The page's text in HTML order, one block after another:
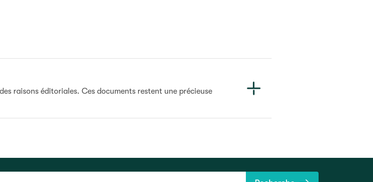
raisons éditoriales. Ces documents restent une précieuse